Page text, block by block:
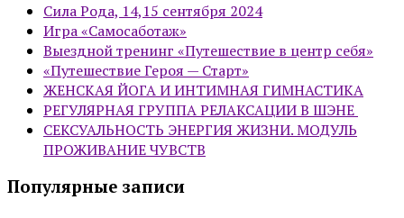
Сила Рода, 14,15 сентября 2024
Игра «Самосаботаж»
Выездной тренинг «Путешествие в центр себя»
«Путешествие Героя — Старт»
ЖЕНСКАЯ ЙОГА И ИНТИМНАЯ ГИМНАСТИКА
РЕГУЛЯРНАЯ ГРУППА РЕЛАКСАЦИИ В ШЭНЕ
СЕКСУАЛЬНОСТЬ ЭНЕРГИЯ ЖИЗНИ. МОДУЛЬ
ПРОЖИВАНИЕ ЧУВСТВ
Популярные записи